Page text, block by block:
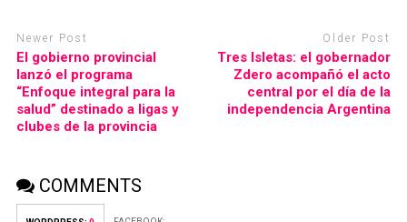
Newer Post
El gobierno provincial
lanzó el programa
“Enfoque integral para la
salud” destinado a ligas y
clubes de la provincia
Older Post
Tres Isletas: el gobernador
Zdero acompañó el acto
central por el día de la
independencia Argentina
COMMENTS